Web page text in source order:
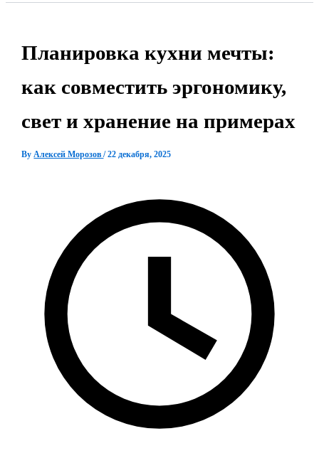
Планировка кухни мечты:
как совместить эргономику,
свет и хранение на примерах
ByАлексей Морозов/22 декабря, 2025